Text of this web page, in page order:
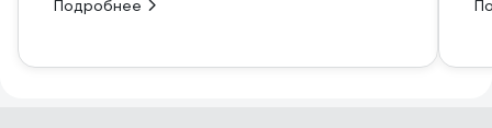
Подробнее